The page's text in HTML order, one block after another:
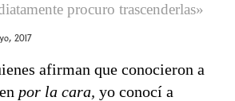
procuro trascenderlas»
2017
afirman que conocieron a
por la cara, yo conocí a